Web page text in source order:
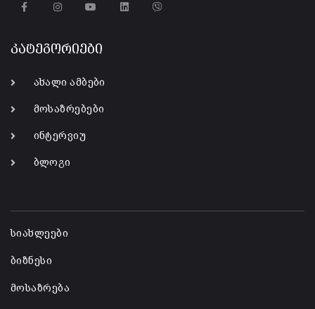
კატეგორიები
ახალი ამბები
მოსაზრებები
ინტერვიუ
ბლოგი
სიახლეები
ბიზნესი
მოსაზრება